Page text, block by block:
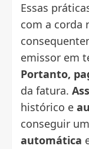
Essas
com a corda
emissor em
Portanto,
da fatura.
histórico e
conseguir
automática